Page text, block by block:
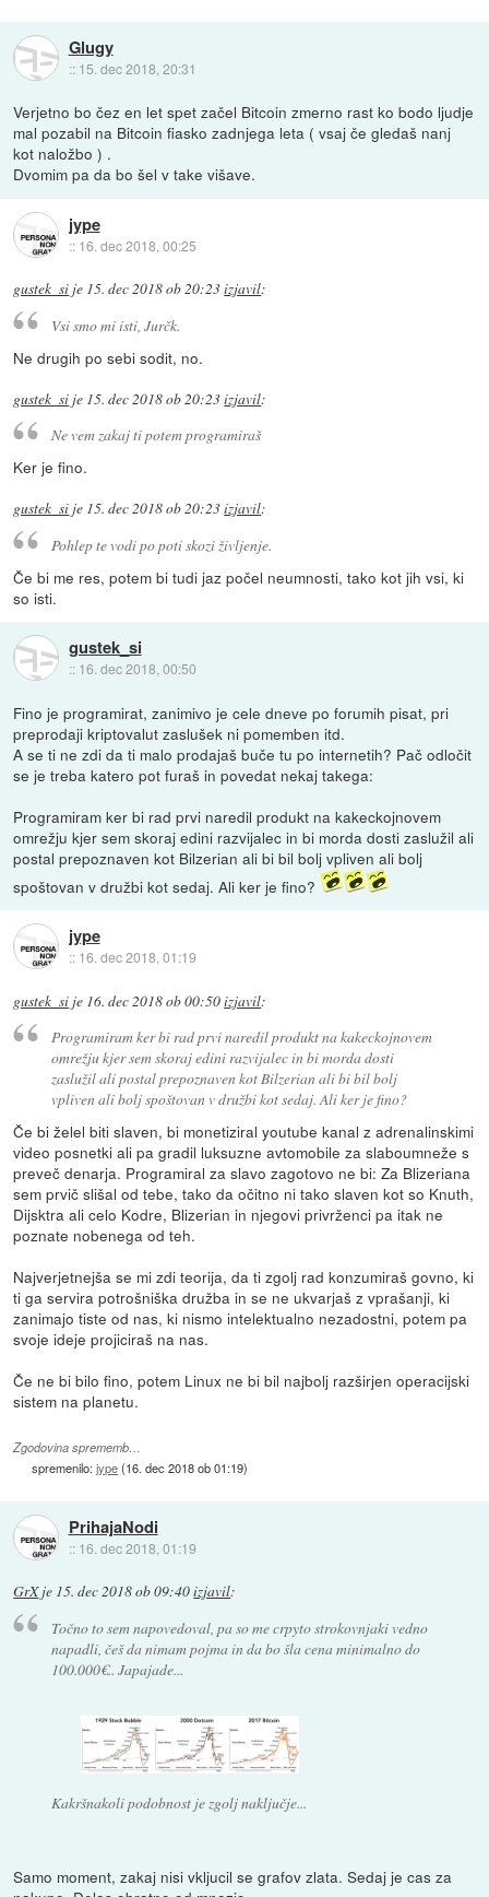
Glugy
:: 15. dec 2018, 20:31
Verjetno bo čez en let spet začel Bitcoin zmerno rast ko bodo ljudje
mal pozabil na Bitcoin fiasko zadnjega leta ( vsaj če gledaš nanj
kot naložbo ) .
Dvomim pa da bo šel v take višave.
jype
:: 16. dec 2018, 00:25
gustek_si je 15. dec 2018 ob 20:23izjavil:
Vsi smo mi isti, Jurčk.
Ne drugih po sebi sodit, no.
gustek_si je 15. dec 2018 ob 20:23izjavil:
Ne vem zakaj ti potem programiraš
Ker je fino.
gustek_si je 15. dec 2018 ob 20:23izjavil:
Pohlep te vodi po poti skozi življenje.
Če bi me res, potem bi tudi jaz počel neumnosti, tako kot jih vsi, ki
so isti.
gustek_si
:: 16. dec 2018, 00:50
Fino je programirat, zanimivo je cele dneve po forumih pisat, pri
preprodaji kriptovalut zaslušek ni pomemben itd.
A se ti ne zdi da ti malo prodajaš buče tu po internetih? Pač odločit
se je treba katero pot furaš in povedat nekaj takega:
Programiram ker bi rad prvi naredil produkt na kakeckojnovem
omrežju kjer sem skoraj edini razvijalec in bi morda dosti zaslužil ali
postal prepoznaven kot Bilzerian ali bi bil bolj vpliven ali bolj
spoštovan v družbi kot sedaj. Ali ker je fino?
jype
:: 16. dec 2018, 01:19
gustek_si je 16. dec 2018 ob 00:50izjavil:
Programiram ker bi rad prvi naredil produkt na kakeckojnovem
omrežju kjer sem skoraj edini razvijalec in bi morda dosti
zaslužil ali postal prepoznaven kot Bilzerian ali bi bil bolj
vpliven ali bolj spoštovan v družbi kot sedaj. Ali ker je fino?
Če bi želel biti slaven, bi monetiziral youtube kanal z adrenalinskimi
video posnetki ali pa gradil luksuzne avtomobile za slaboumneže s
preveč denarja. Programiral za slavo zagotovo ne bi: Za Blizeriana
sem prvič slišal od tebe, tako da očitno ni tako slaven kot so Knuth,
Dijsktra ali celo Kodre, Blizerian in njegovi privrženci pa itak ne
poznate nobenega od teh.
Najverjetnejša se mi zdi teorija, da ti zgolj rad konzumiraš govno, ki
ti ga servira potrošniška družba in se ne ukvarjaš z vprašanji, ki
zanimajo tiste od nas, ki nismo intelektualno nezadostni, potem pa
svoje ideje projiciraš na nas.
Če ne bi bilo fino, potem Linux ne bi bil najbolj razširjen operacijski
sistem na planetu.
Zgodovina sprememb…
spremenilo:jype(16. dec 2018 ob 01:19)
PrihajaNodi
:: 16. dec 2018, 01:19
GrXje 15. dec 2018 ob 09:40izjavil:
Točno to sem napovedoval, pa so me crpyto strokovnjaki vedno
napadli, češ da nimam pojma in da bo šla cena minimalno do
100.000€.. Japajade...
Kakršnakoli podobnost je zgolj naključje...
Samo moment, zakaj nisi vkljucil se grafov zlata. Sedaj je cas za